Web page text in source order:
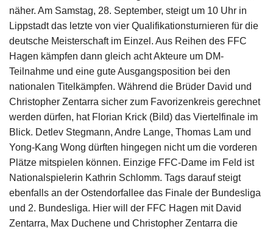
näher. Am Samstag, 28. September, steigt um 10 Uhr in
Lippstadt das letzte von vier Qualifikationsturnieren für die
deutsche Meisterschaft im Einzel. Aus Reihen des FFC
Hagen kämpfen dann gleich acht Akteure um DM-
Teilnahme und eine gute Ausgangsposition bei den
nationalen Titelkämpfen. Während die Brüder David und
Christopher Zentarra sicher zum Favorizenkreis gerechnet
werden dürfen, hat Florian Krick (Bild) das Viertelfinale im
Blick. Detlev Stegmann, Andre Lange, Thomas Lam und
Yong-Kang Wong dürften hingegen nicht um die vorderen
Plätze mitspielen können. Einzige FFC-Dame im Feld ist
Nationalspielerin Kathrin Schlomm. Tags darauf steigt
ebenfalls an der Ostendorfallee das Finale der Bundesliga
und 2. Bundesliga. Hier will der FFC Hagen mit David
Zentarra, Max Duchene und Christopher Zentarra die